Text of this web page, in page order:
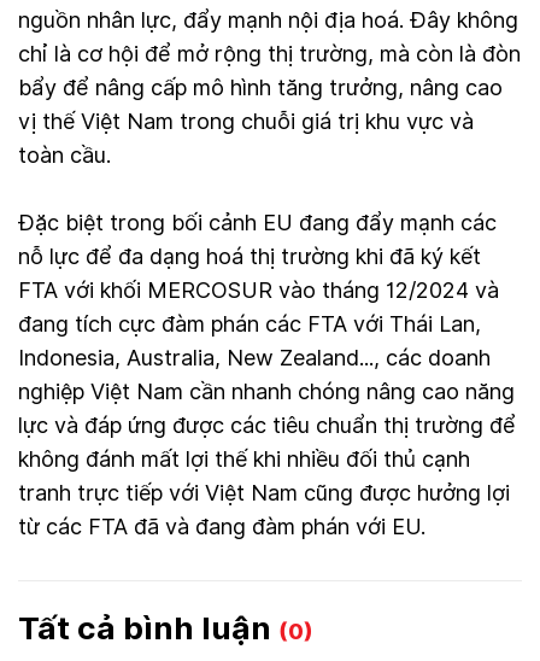
nguồn nhân lực, đẩy mạnh nội địa hoá. Đây không
chỉ là cơ hội để mở rộng thị trường, mà còn là đòn
bẩy để nâng cấp mô hình tăng trưởng, nâng cao
vị thế Việt Nam trong chuỗi giá trị khu vực và
toàn cầu.
Đặc biệt trong bối cảnh EU đang đẩy mạnh các
nỗ lực để đa dạng hoá thị trường khi đã ký kết
FTA với khối MERCOSUR vào tháng 12/2024 và
đang tích cực đàm phán các FTA với Thái Lan,
Indonesia, Australia, New Zealand..., các doanh
nghiệp Việt Nam cần nhanh chóng nâng cao năng
lực và đáp ứng được các tiêu chuẩn thị trường để
không đánh mất lợi thế khi nhiều đối thủ cạnh
tranh trực tiếp với Việt Nam cũng được hưởng lợi
từ các FTA đã và đang đàm phán với EU.
Tất cả bình luận (0)